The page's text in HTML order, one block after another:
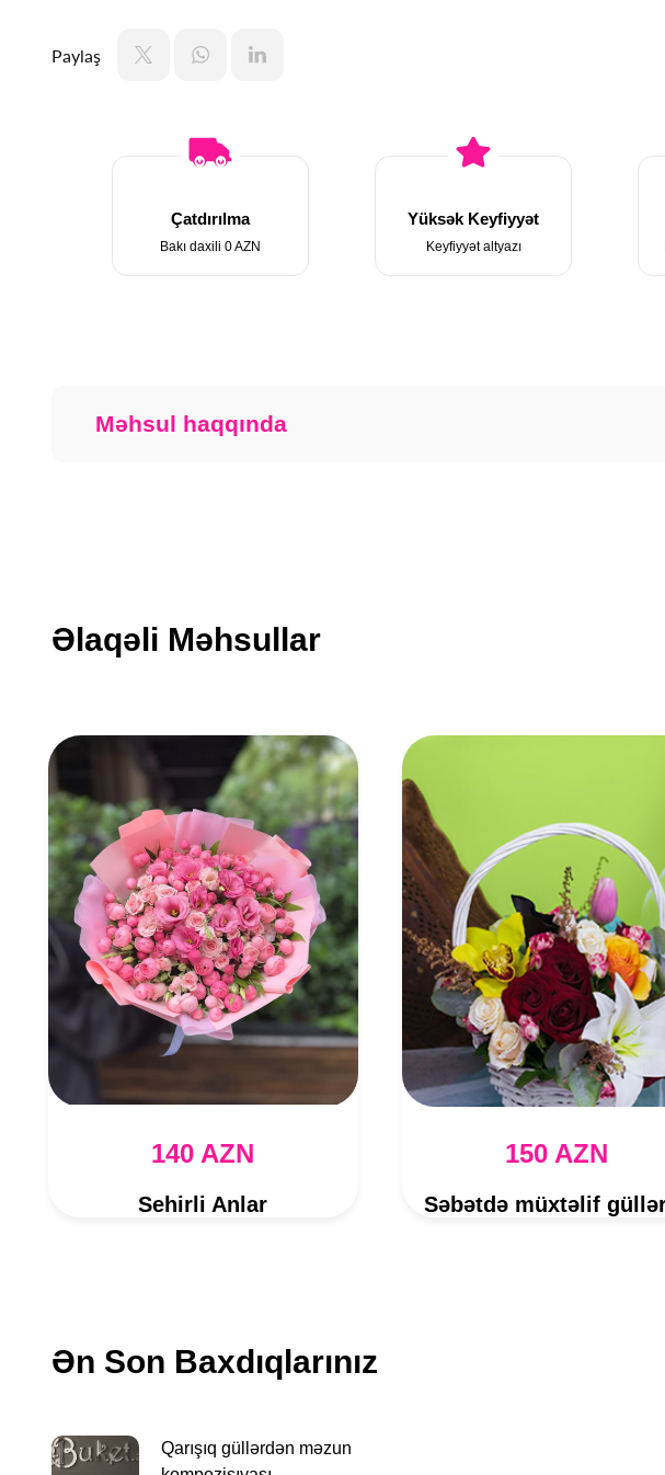
Paylaş
Çatdırılma
Bakı daxili 0 AZN
Yüksək Keyfiyyət
Keyfiyyət altyazı
Məhsul haqqında
Əlaqəli Məhsullar
140 AZN
Sehirli Anlar
150 AZN
Ən Son Baxdıqlarınız
Qarışıq güllərdən məzun